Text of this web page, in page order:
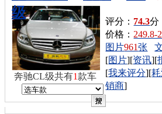
级
评分： 74.3
价格： 249.8-
图片961张
[图片][资讯][
[我来评分][
销商]
奔驰CL级共有1款车